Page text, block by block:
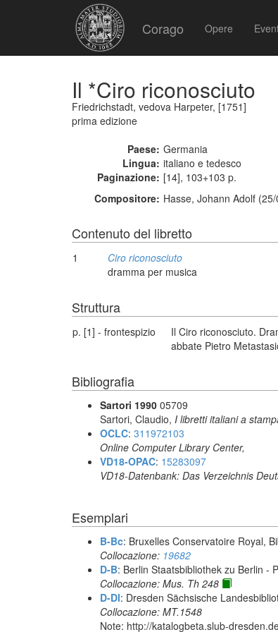
Corago Opere
Il *Ciro riconosciuto
Friedrichstadt, vedova Harpeter, [1751]
prima edizione
Paese: Germania
Lingua: italiano e tedesco
Paginazione: [14], 103+103 p.
Compositore: Hasse, Johann Adolf
Contenuto del libretto
1
Ciro riconosciuto
dramma per musica
Struttura
p. [1] - frontespizio
Il Ciro riconosciuto.
abbate Pietro
Bibliografia
Sartori 1990 05709
Sartori, Claudio, I libretti italiani a
OCLC: 311972103
Online Computer Library Center,
VD18-OPAC: 15283097
VD18-Datenbank: Das Verzeichnis
Esemplari
B-Bc: Bruxelles Conservatoire Royal,
Collocazione: 19682
D-B: Berlin Staatsbibliothek zu Berlin -
Collocazione: Mus. Th 248
D-Dl: Dresden Sächsische
Collocazione: MT.1548
Note: http://katalogbeta.slub-